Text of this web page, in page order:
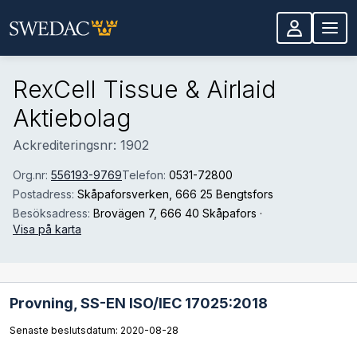
RexCell Tissue & Airlaid
Aktiebolag
Ackrediteringsnr: 1902
Org.nr: 556193-9769Telefon: 0531-72800
Postadress: Skåpaforsverken , 666 25 Bengtsfors
Besöksadress: Brovägen 7, 666 40 Skåpafors ·
Visa på karta
Provning, SS-EN ISO/IEC 17025:2018
Senaste beslutsdatum: 2020-08-28